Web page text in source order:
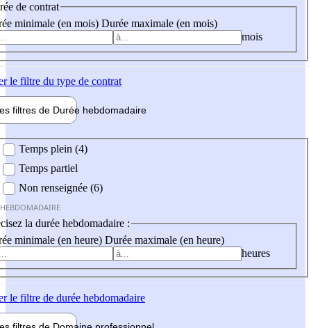
de contrat
minimale (en mois) Durée maximale (en mois)
mois
le filtre du type de contrat
filtres de Durée hebdomadaire
Temps plein (4)
Temps partiel
Non renseignée (6)
la durée hebdomadaire :
minimale (en heure) Durée maximale (en heure)
heures
le filtre de durée hebdomadaire